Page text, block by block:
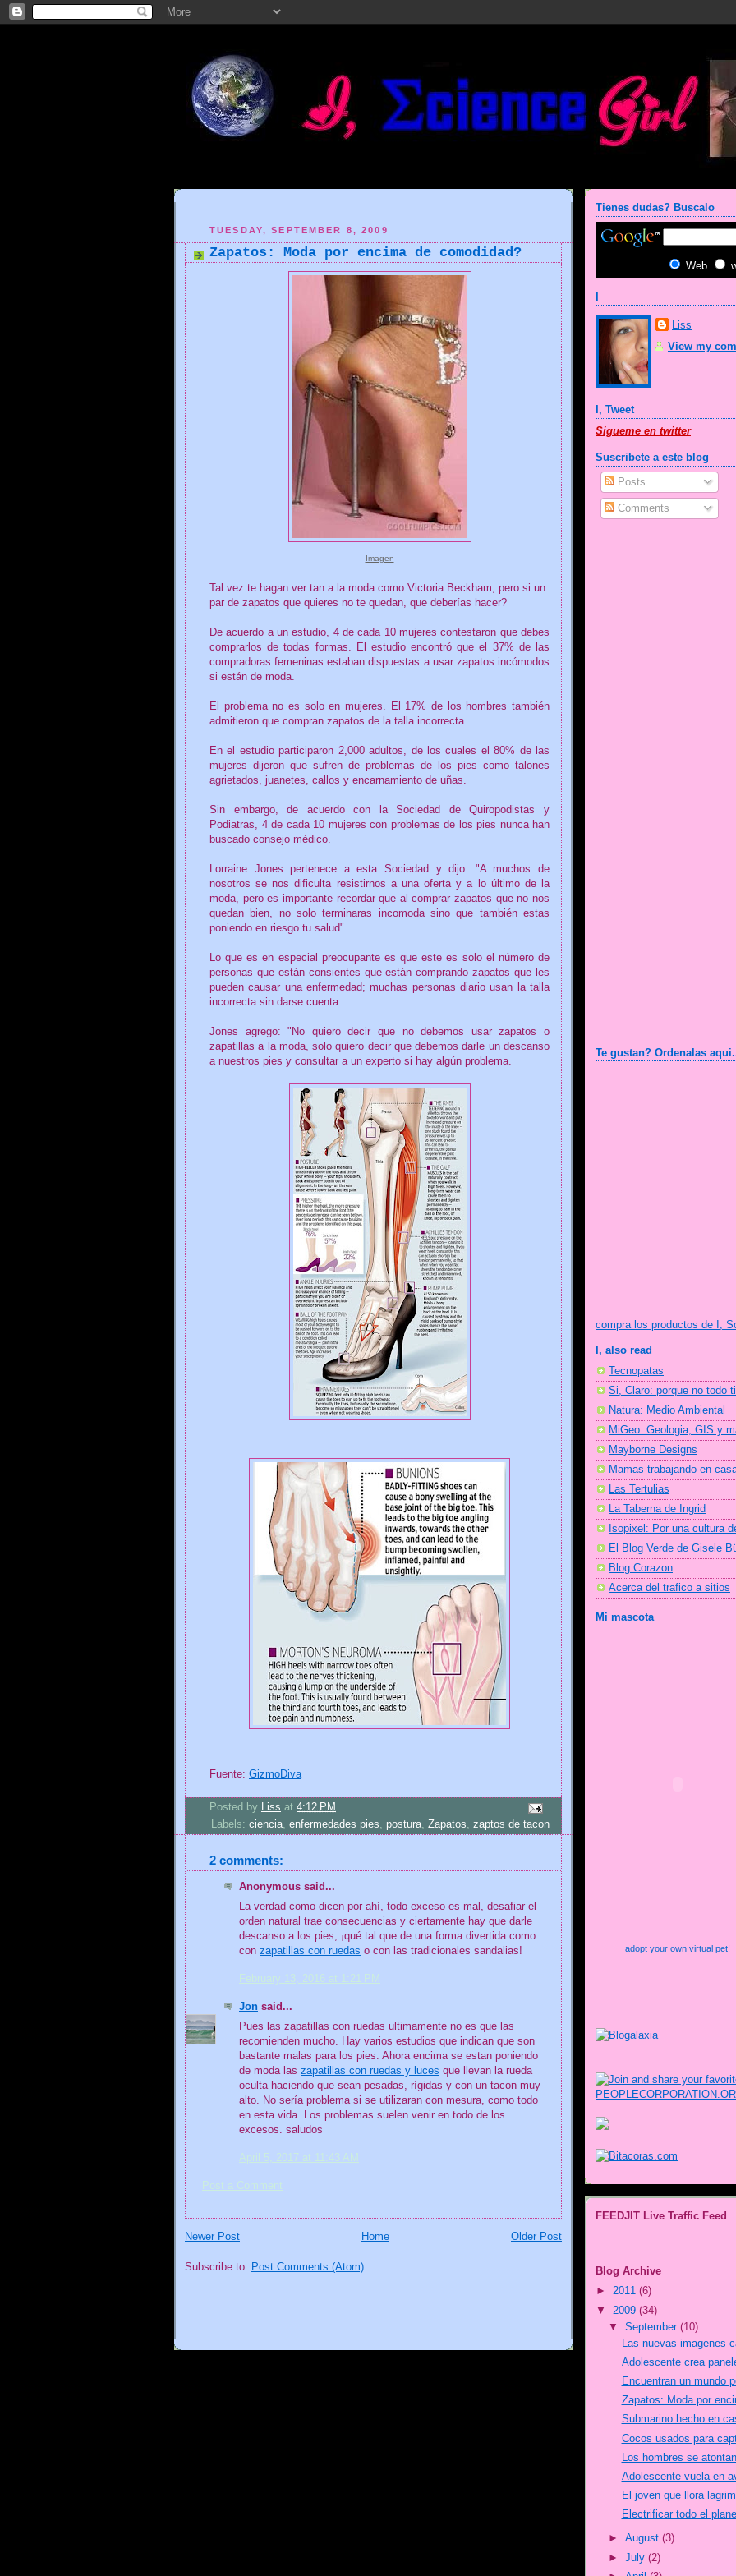
TUESDAY, SEPTEMBER 8, 2009
Zapatos: Moda por encima de comodidad?
Imagen
Tal vez te hagan ver tan a la moda como Victoria Beckham, pero si un
par de zapatos que quieres no te quedan, que deberías hacer?
De acuerdo a un estudio, 4 de cada 10 mujeres contestaron que debes
comprarlos de todas formas. El estudio encontró que el 37% de las
compradoras femeninas estaban dispuestas a usar zapatos incómodos
si están de moda.
El problema no es solo en mujeres. El 17% de los hombres también
admitieron que compran zapatos de la talla incorrecta.
En el estudio participaron 2,000 adultos, de los cuales el 80% de las
mujeres dijeron que sufren de problemas de los pies como talones
agrietados, juanetes, callos y encarnamiento de uñas.
Sin embargo, de acuerdo con la Sociedad de Quiropodistas y
Podiatras, 4 de cada 10 mujeres con problemas de los pies nunca han
buscado consejo médico.
Lorraine Jones pertenece a esta Sociedad y dijo: "A muchos de
nosotros se nos dificulta resistirnos a una oferta y a lo último de la
moda, pero es importante recordar que al comprar zapatos que no nos
quedan bien, no solo terminaras incomoda sino que también estas
poniendo en riesgo tu salud".
Lo que es en especial preocupante es que este es solo el número de
personas que están consientes que están comprando zapatos que les
pueden causar una enfermedad; muchas personas diario usan la talla
incorrecta sin darse cuenta.
Jones agrego: "No quiero decir que no debemos usar zapatos o
zapatillas a la moda, solo quiero decir que debemos darle un descanso
a nuestros pies y consultar a un experto si hay algún problema.
Fuente: GizmoDiva
Posted by Liss at 4:12 PM
Labels: ciencia, enfermedades pies, postura, Zapatos, zaptos de tacon
2 comments:
Anonymous said...
La verdad como dicen por ahí, todo exceso es mal, desafiar el
orden natural trae consecuencias y ciertamente hay que darle
descanso a los pies, ¡qué tal que de una forma divertida como
con zapatillas con ruedas o con las tradicionales sandalias!
February 13, 2016 at 1:21 PM
Jon said...
Pues las zapatillas con ruedas ultimamente no es que las
recomienden mucho. Hay varios estudios que indican que son
bastante malas para los pies. Ahora encima se estan poniendo
de moda las zapatillas con ruedas y luces que llevan la rueda
oculta haciendo que sean pesadas, rígidas y con un tacon muy
alto. No sería problema si se utilizaran con mesura, como todo
en esta vida. Los problemas suelen venir en todo de los
excesos. saludos
April 5, 2017 at 11:43 AM
Post a Comment
Newer Post Older Post
Home
Subscribe to: Post Comments (Atom)
Tienes dudas? Buscalo
Web
Liss
View my
I, Tweet
Sigueme en twitter
Suscribete a este blog
Posts
Comments
Te gustan? Ordenalas
compra los productos de I,
I, also read
Tecnopatas
Si, Claro: porque no todo
Natura: Medio Ambiental
MiGeo: Geologia, GIS y
Mayborne Designs
Mamas trabajando en
Las Tertulias
La Taberna de Ingrid
Isopixel: Por una cultura
El Blog Verde de Gisele
Blog Corazon
Acerca del trafico a sitios
Mi mascota
adopt your own virtual pet!
FEEDJIT Live Traffic Feed
Blog Archive
► 2011 (6)
▼ 2009 (34)
▼September(10)
Las nuevas imagenes
Adolescente crea
Encuentran un mundo
Zapatos: Moda por
Submarino hecho en
Cocos usados para
Los hombres se
Adolescente vuela en
El joven que llora
Electrificar todo el
►August(3)
►July(2)